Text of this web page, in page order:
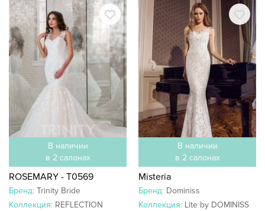
В наличии
в 2 салонах
ROSEMARY - T0569
Бренд: Trinity Bride
Коллекция: REFLECTION
В наличии
в 2 салонах
Misteria
Бренд: Dominiss
Коллекция: Lite by DOMINISS